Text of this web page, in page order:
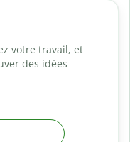
votre travail, et
des idées